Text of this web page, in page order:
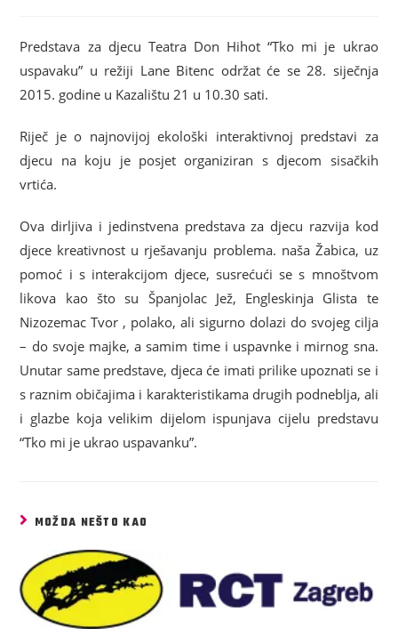
Predstava za djecu Teatra Don Hihot “Tko mi je ukrao
uspavaku” u režiji Lane Bitenc održat će se 28. siječnja
2015. godine u Kazalištu 21 u 10.30 sati.
Riječ je o najnovijoj ekološki interaktivnoj predstavi za
djecu na koju je posjet organiziran s djecom sisačkih
vrtića.
Ova dirljiva i jedinstvena predstava za djecu razvija kod
djece kreativnost u rješavanju problema. naša Žabica, uz
pomoć i s interakcijom djece, susrećući se s mnoštvom
likova kao što su Španjolac Jež, Engleskinja Glista te
Nizozemac Tvor , polako, ali sigurno dolazi do svojeg cilja
– do svoje majke, a samim time i uspavnke i mirnog sna.
Unutar same predstave, djeca će imati prilike upoznati se i
s raznim običajima i karakteristikama drugih podneblja, ali
i glazbe koja velikim dijelom ispunjava cijelu predstavu
“Tko mi je ukrao uspavanku”.
MOŽDA NEŠTO KAO